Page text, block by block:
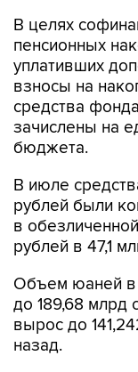
В целях
пенсионных
уплативших
взносы на
средства
зачислены на
бюджета.
В июле
рублей были
в
рублей в 47,1
Объем юаней в
до 189,68 млрд
вырос до
назад.